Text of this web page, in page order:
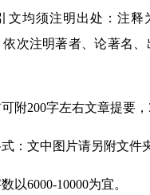
均须注明出处：注释
注明著者、论著名、
200字左右文章提要，
文中图片请另附文件夹
6000-10000为宜。